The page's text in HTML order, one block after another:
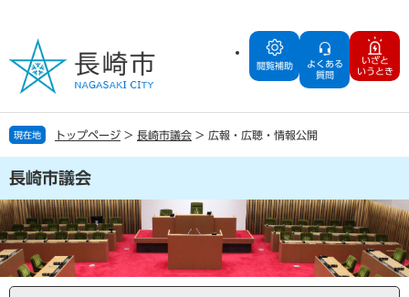
の
で
す
ー
ば
し
本
文
へ
閲覧補助
よくある
質問
いざと
いうとき
現在地 トップページ > 長崎市議会 > 広報・広聴・情報公開
長崎市議会